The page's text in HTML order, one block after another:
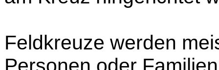
Feldkreuze werden